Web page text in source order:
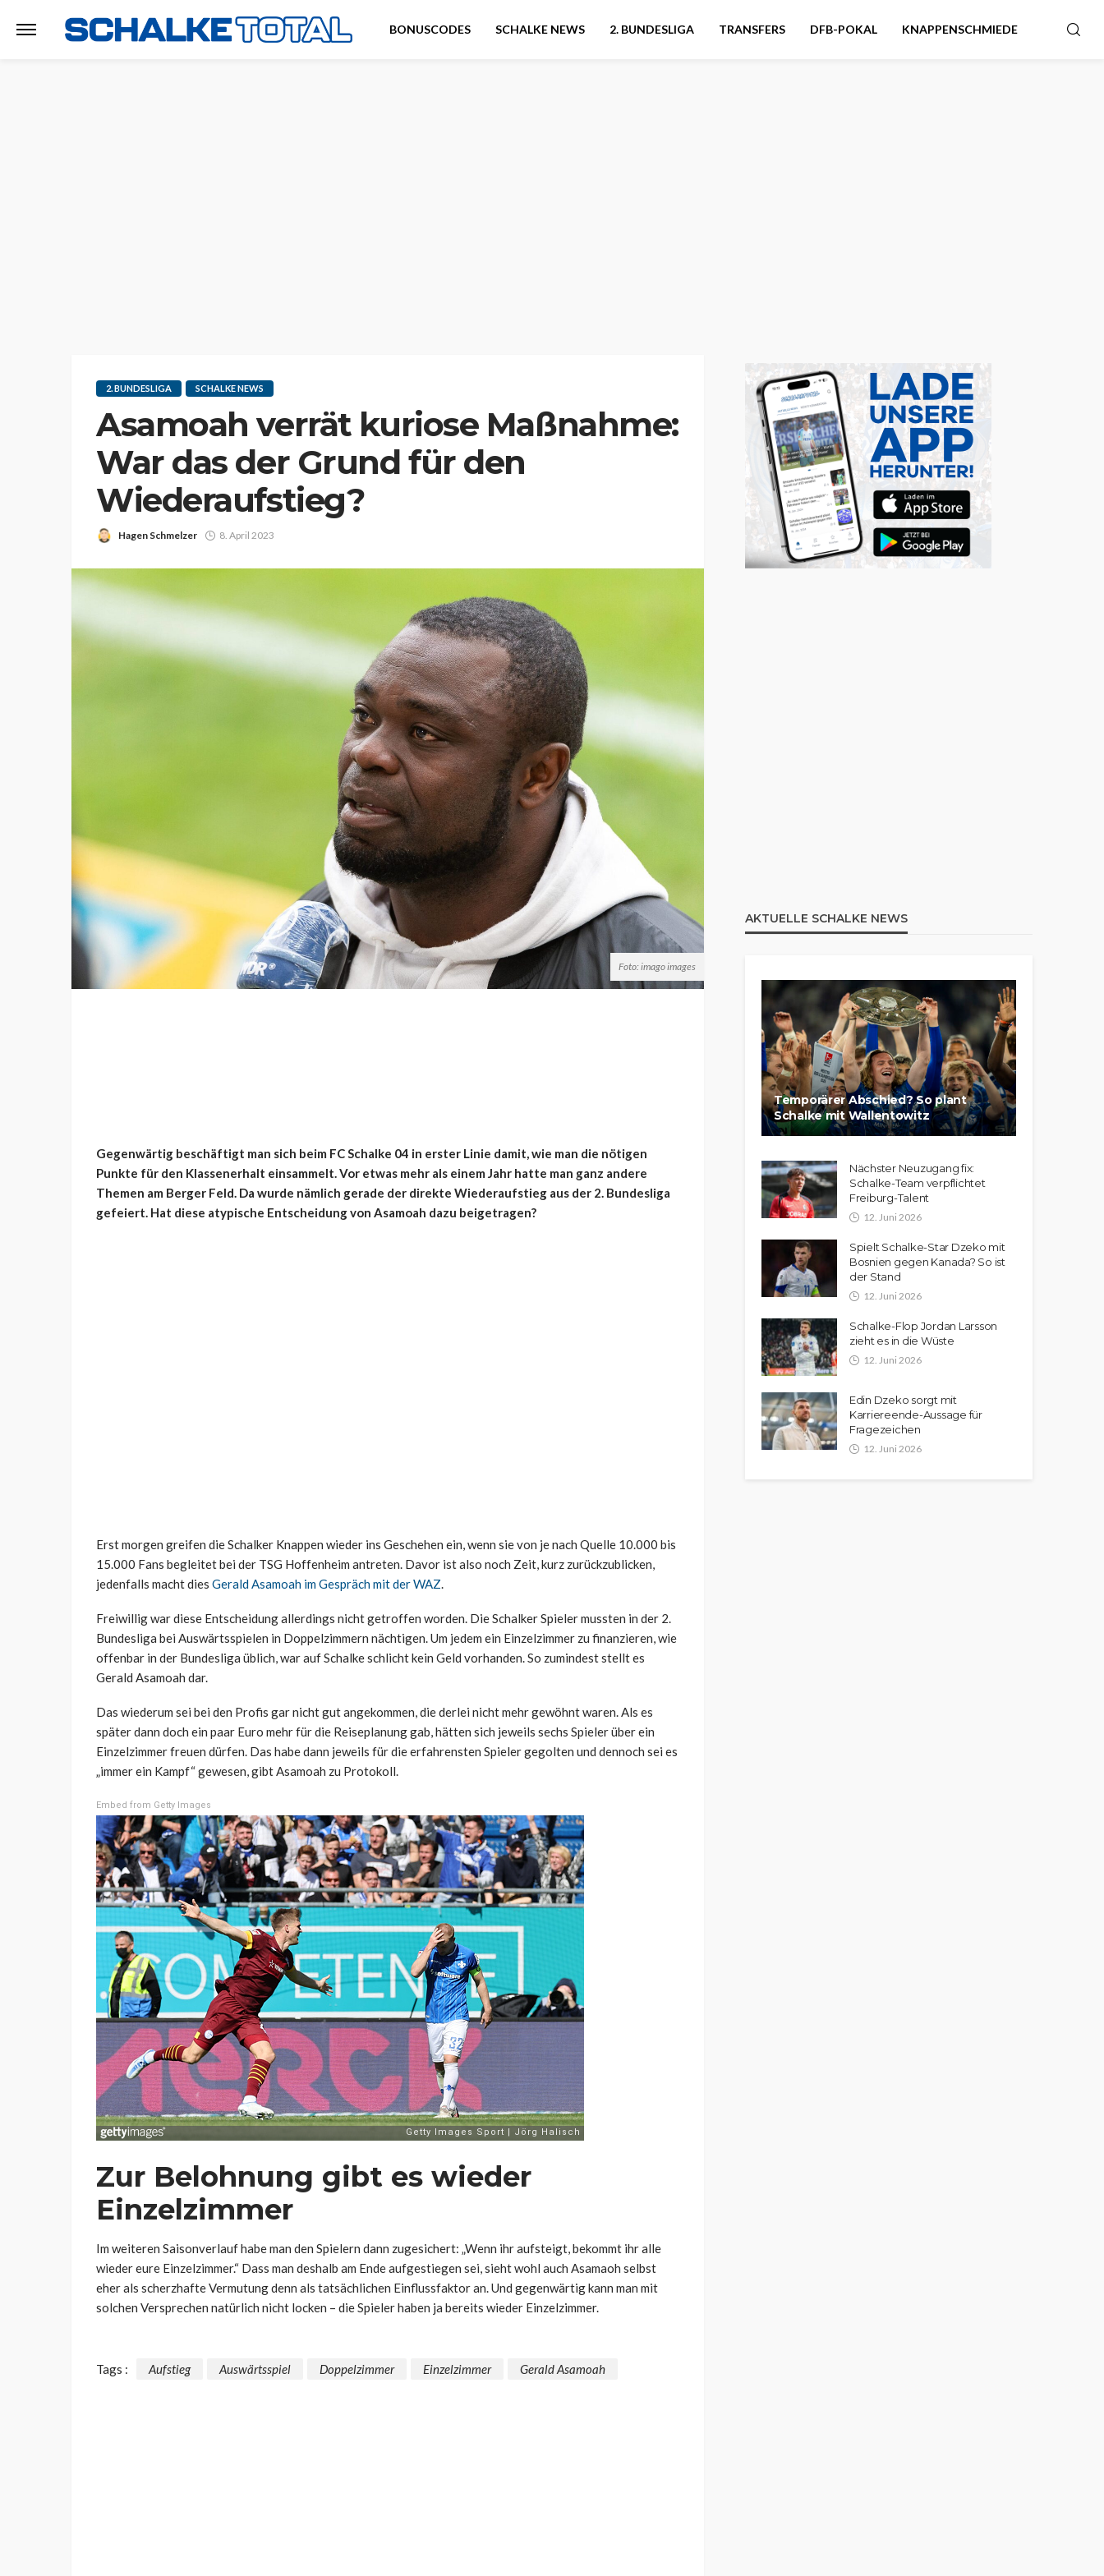
BONUSCODES SCHALKE NEWS 2. BUNDESLIGA TRANSFERS DFB-POKAL KNAPPENSCHMIEDE
2. BUNDESLIGA SCHALKE NEWS
Asamoah verrät kuriose Maßnahme:
War das der Grund für den
Wiederaufstieg?
Hagen Schmelzer 8. April 2023
Foto: imago images
Gegenwärtig beschäftigt man sich beim FC Schalke 04 in erster Linie damit, wie man die nötigen
Punkte für den Klassenerhalt einsammelt. Vor etwas mehr als einem Jahr hatte man ganz andere
Themen am Berger Feld. Da wurde nämlich gerade der direkte Wiederaufstieg aus der 2. Bundesliga
gefeiert. Hat diese atypische Entscheidung von Asamoah dazu beigetragen?
Erst morgen greifen die Schalker Knappen wieder ins Geschehen ein, wenn sie von je nach Quelle 10.000 bis
15.000 Fans begleitet bei der TSG Hoffenheim antreten. Davor ist also noch Zeit, kurz zurückzublicken,
jedenfalls macht dies Gerald Asamoah im Gespräch mit der WAZ.
Freiwillig war diese Entscheidung allerdings nicht getroffen worden. Die Schalker Spieler mussten in der 2.
Bundesliga bei Auswärtsspielen in Doppelzimmern nächtigen. Um jedem ein Einzelzimmer zu finanzieren, wie
offenbar in der Bundesliga üblich, war auf Schalke schlicht kein Geld vorhanden. So zumindest stellt es
Gerald Asamoah dar.
Das wiederum sei bei den Profis gar nicht gut angekommen, die derlei nicht mehr gewöhnt waren. Als es
später dann doch ein paar Euro mehr für die Reiseplanung gab, hätten sich jeweils sechs Spieler über ein
Einzelzimmer freuen dürfen. Das habe dann jeweils für die erfahrensten Spieler gegolten und dennoch sei es
„immer ein Kampf“ gewesen, gibt Asamoah zu Protokoll.
Embed from Getty Images
Zur Belohnung gibt es wieder
Einzelzimmer
Im weiteren Saisonverlauf habe man den Spielern dann zugesichert: „Wenn ihr aufsteigt, bekommt ihr alle
wieder eure Einzelzimmer.“ Dass man deshalb am Ende aufgestiegen sei, sieht wohl auch Asamaoh selbst
eher als scherzhafte Vermutung denn als tatsächlichen Einflussfaktor an. Und gegenwärtig kann man mit
solchen Versprechen natürlich nicht locken – die Spieler haben ja bereits wieder Einzelzimmer.
Tags : Aufstieg Auswärtsspiel Doppelzimmer Einzelzimmer Gerald Asamoah
AKTUELLE SCHALKE NEWS
Temporärer Abschied? So plant
Schalke mit Wallentowitz
Nächster Neuzugang fix:
Schalke-Team verpflichtet
Freiburg-Talent
12. Juni 2026
Spielt Schalke-Star Dzeko mit
Bosnien gegen Kanada? So ist
der Stand
12. Juni 2026
Schalke-Flop Jordan Larsson
zieht es in die Wüste
12. Juni 2026
Edin Dzeko sorgt mit
Karriereende-Aussage für
Fragezeichen
12. Juni 2026